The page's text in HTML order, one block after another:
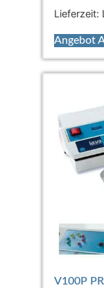
Lieferzeit:
Angebot
V100P